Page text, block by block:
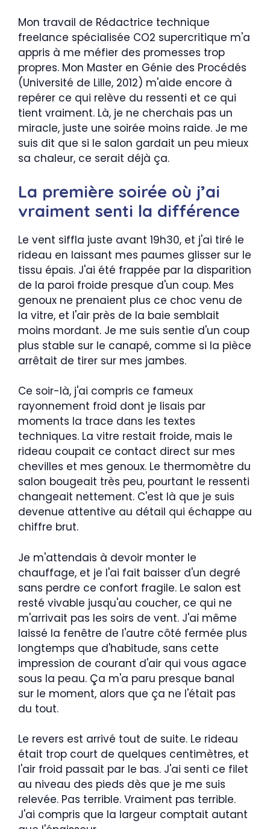
Mon travail de Rédactrice technique
freelance spécialisée CO2 supercritique m'a
appris à me méfier des promesses trop
propres. Mon Master en Génie des Procédés
(Université de Lille, 2012) m'aide encore à
repérer ce qui relève du ressenti et ce qui
tient vraiment. Là, je ne cherchais pas un
miracle, juste une soirée moins raide. Je me
suis dit que si le salon gardait un peu mieux
sa chaleur, ce serait déjà ça.
La première soirée où j’ai
vraiment senti la différence
Le vent siffla juste avant 19h30, et j'ai tiré le
rideau en laissant mes paumes glisser sur le
tissu épais. J'ai été frappée par la disparition
de la paroi froide presque d'un coup. Mes
genoux ne prenaient plus ce choc venu de
la vitre, et l'air près de la baie semblait
moins mordant. Je me suis sentie d'un coup
plus stable sur le canapé, comme si la pièce
arrêtait de tirer sur mes jambes.
Ce soir-là, j'ai compris ce fameux
rayonnement froid dont je lisais par
moments la trace dans les textes
techniques. La vitre restait froide, mais le
rideau coupait ce contact direct sur mes
chevilles et mes genoux. Le thermomètre du
salon bougeait très peu, pourtant le ressenti
changeait nettement. C'est là que je suis
devenue attentive au détail qui échappe au
chiffre brut.
Je m'attendais à devoir monter le
chauffage, et je l'ai fait baisser d'un degré
sans perdre ce confort fragile. Le salon est
resté vivable jusqu'au coucher, ce qui ne
m'arrivait pas les soirs de vent. J'ai même
laissé la fenêtre de l'autre côté fermée plus
longtemps que d'habitude, sans cette
impression de courant d'air qui vous agace
sous la peau. Ça m'a paru presque banal
sur le moment, alors que ça ne l'était pas
du tout.
Le revers est arrivé tout de suite. Le rideau
était trop court de quelques centimètres, et
l'air froid passait par le bas. J'ai senti ce filet
au niveau des pieds dès que je me suis
relevée. Pas terrible. Vraiment pas terrible.
J'ai compris que la largeur comptait autant